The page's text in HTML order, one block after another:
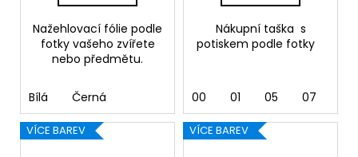
Nažehlovací fólie podle
fotky vašeho zvířete
nebo předmětu.
Bílá Černá
Nákupní taška s
potiskem podle fotky
00 01 05 07
VÍCE BAREV VÍCE BAREV